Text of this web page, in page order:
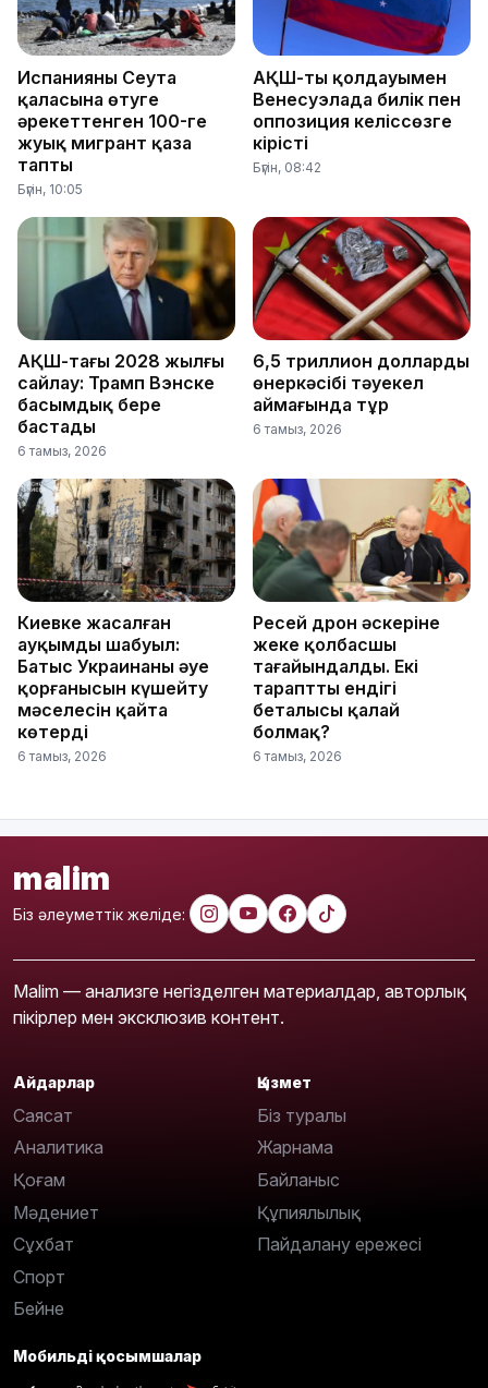
Испанияның Сеута
қаласына өтуге
әрекеттенген 100-ге
жуық мигрант қаза
тапты
Бүгін, 10:05
АҚШ-тың қолдауымен
Венесуэлада билік пен
оппозиция келіссөзге
кірісті
Бүгін, 08:42
АҚШ-тағы 2028 жылғы
сайлау: Трамп Вэнске
басымдық бере
бастады
6 тамыз, 2026
6,5 триллион доллардың
өнеркәсібі тәуекел
аймағында тұр
6 тамыз, 2026
Киевке жасалған
ауқымды шабуыл:
Батыс Украинаның әуе
қорғанысын күшейту
мәселесін қайта
көтерді
6 тамыз, 2026
Ресей дрон әскеріне
жеке қолбасшы
тағайындалды. Екі
тарапттың ендігі
беталысы қалай
болмақ?
6 тамыз, 2026
malim
Біз әлеуметтік желіде:
Malim — анализге негізделген материалдар, авторлық
пікірлер мен эксклюзив контент.
Айдарлар
Саясат
Аналитика
Қоғам
Мәдениет
Сұхбат
Спорт
Бейне
Қызмет
Біз туралы
Жарнама
Байланыс
Құпиялылық
Пайдалану ережесі
Мобильді қосымшалар